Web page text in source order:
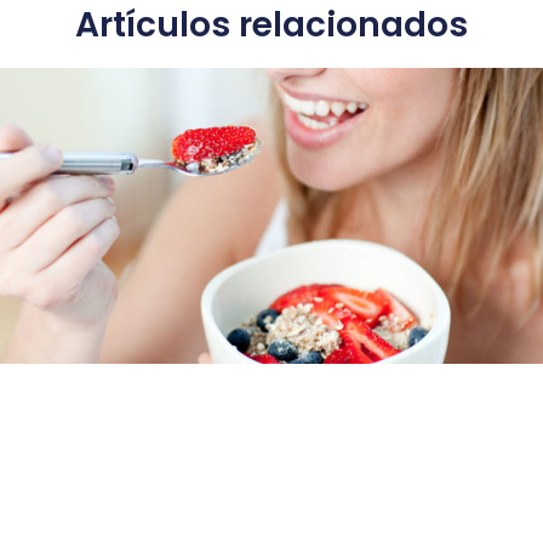
Artículos relacionados